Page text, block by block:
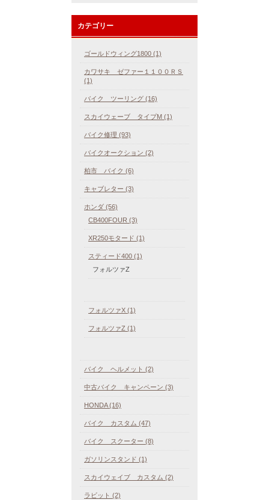
カテゴリー
ゴールドウィング1800 (1)
カワサキ ゼファー１１００ＲＳ
(1)
バイク ツーリング (16)
スカイウェーブ タイプM (1)
バイク修理 (93)
バイクオークション (2)
柏市 バイク (6)
キャブレター (3)
ホンダ (56)
CB400FOUR (3)
XR250モタード (1)
スティード400 (1)
フォルツァZ
フォルツァX (1)
フォルツァZ (1)
バイク ヘルメット (2)
中古バイク キャンペーン (3)
HONDA (16)
バイク カスタム (47)
バイク スクーター (8)
ガソリンスタンド (1)
スカイウェイブ カスタム (2)
ラビット (2)